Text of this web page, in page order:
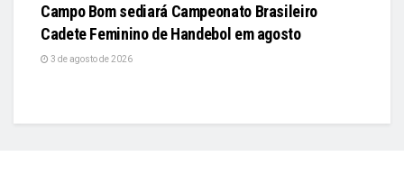
Campo Bom sediará Campeonato Brasileiro
Cadete Feminino de Handebol em agosto
3 de agosto de 2026